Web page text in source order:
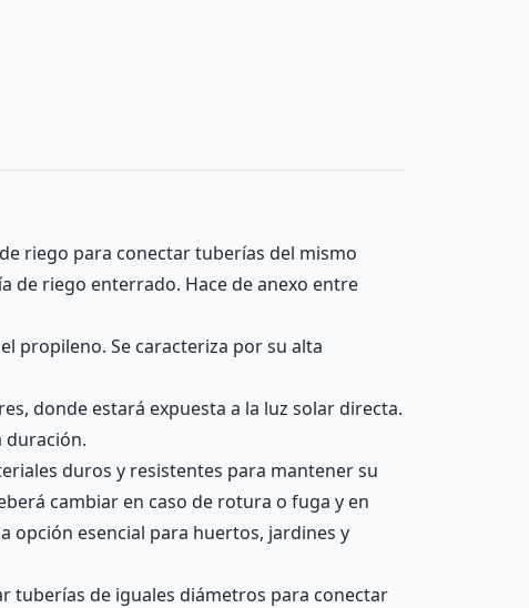
riego para conectar tuberías del mismo
de riego enterrado. Hace de anexo entre
propileno. Se caracteriza por su alta
donde estará expuesta a la luz solar directa.
duración.
duros y resistentes para mantener su
cambiar en caso de rotura o fuga y en
opción esencial para huertos, jardines y
tuberías de iguales diámetros para conectar